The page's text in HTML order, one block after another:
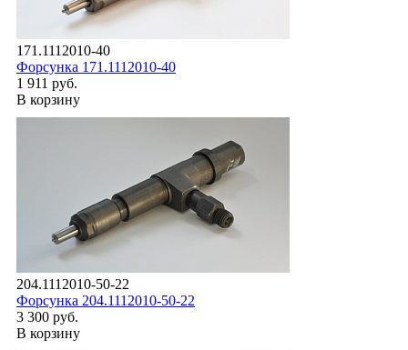
171.1112010-40
Форсунка 171.1112010-40
1 911 руб.
В корзину
204.1112010-50-22
Форсунка 204.1112010-50-22
3 300 руб.
В корзину